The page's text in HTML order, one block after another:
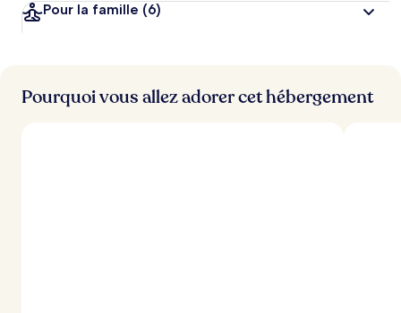
Pour la famille (6)
Pourquoi vous allez adorer cet hébergement